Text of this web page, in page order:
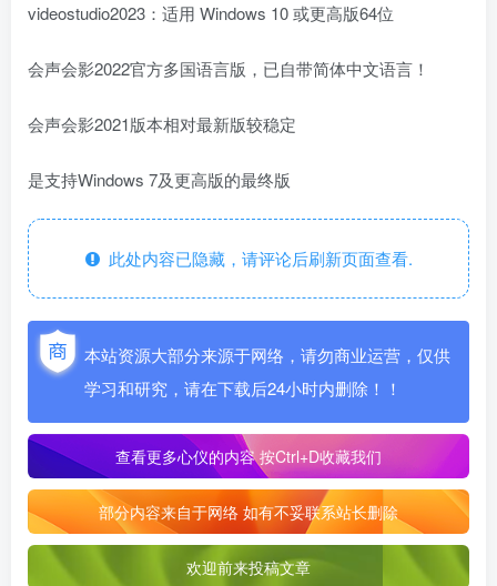
videostudio2023：适用 Windows 10 或更高版64位
会声会影2022官方多国语言版，已自带简体中文语言！
会声会影2021版本相对最新版较稳定
是支持Windows 7及更高版的最终版
此处内容已隐藏，请评论后刷新页面查看.
本站资源大部分来源于网络，请勿商业运营，仅供
学习和研究，请在下载后24小时内删除！！
查看更多心仪的内容按Ctrl+D收藏我们
部分内容来自于网络 如有不妥联系站长删除
欢迎前来投稿文章